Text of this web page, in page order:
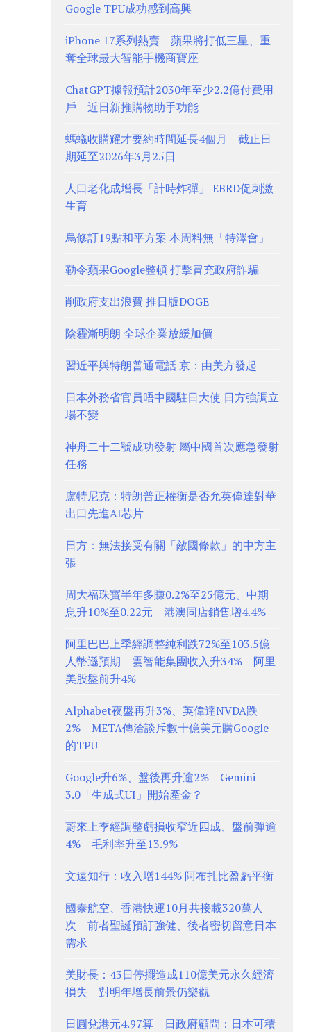
Google TPU成功感到高興
iPhone 17系列熱賣 蘋果將打低三星、重
奪全球最大智能手機商寶座
ChatGPT據報預計2030年至少2.2億付費用
戶 近日新推購物助手功能
螞蟻收購耀才要約時間延長4個月 截止日
期延至2026年3月25日
人口老化成增長「計時炸彈」 EBRD促刺激
生育
烏修訂19點和平方案 本周料無「特澤會」
勒令蘋果Google整頓 打擊冒充政府詐騙
削政府支出浪費 推日版DOGE
陰霾漸明朗 全球企業放緩加價
習近平與特朗普通電話 京：由美方發起
日本外務省官員晤中國駐日大使 日方強調立
場不變
神舟二十二號成功發射 屬中國首次應急發射
任務
盧特尼克：特朗普正權衡是否允英偉達對華
出口先進AI芯片
日方：無法接受有關「敵國條款」的中方主
張
周大福珠寶半年多賺0.2%至25億元、中期
息升10%至0.22元 港澳同店銷售增4.4%
阿里巴巴上季經調整純利跌72%至103.5億
人幣遜預期 雲智能集團收入升34% 阿里
美股盤前升4%
Alphabet夜盤再升3%、英偉達NVDA跌
2% META傳洽談斥數十億美元購Google
的TPU
Google升6%、盤後再升逾2% Gemini
3.0「生成式UI」開始產金？
蔚來上季經調整虧損收窄近四成、盤前彈逾
4% 毛利率升至13.9%
文遠知行：收入增144% 阿布扎比盈虧平衡
國泰航空、香港快運10月共接載320萬人
次 前者聖誕預訂強健、後者密切留意日本
需求
美財長：43日停擺造成110億美元永久經濟
損失 對明年增長前景仍樂觀
日圓兌港元4.97算 日政府顧問：日本可積